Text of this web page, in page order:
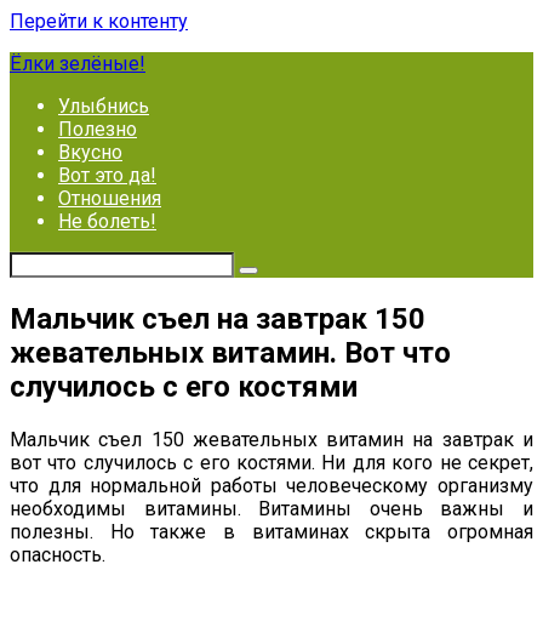
Перейти к контенту
Ёлки зелёные!
Улыбнись
Полезно
Вкусно
Вот это да!
Отношения
Не болеть!
Мальчик съел на завтрак 150
жевательных витамин. Вот что
случилось с его костями
Мальчик съел 150 жевательных витамин на завтрак и
вот что случилось с его костями. Ни для кого не секрет,
что для нормальной работы человеческому организму
необходимы витамины. Витамины очень важны и
полезны. Но также в витаминах скрыта огромная
опасность.